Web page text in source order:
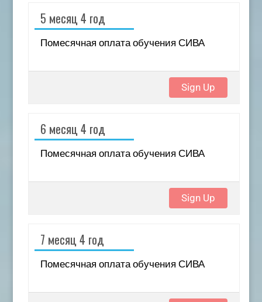
5 месяц 4 год
Помесячная оплата обучения СИВА
Sign Up
6 месяц 4 год
Помесячная оплата обучения СИВА
Sign Up
7 месяц 4 год
Помесячная оплата обучения СИВА